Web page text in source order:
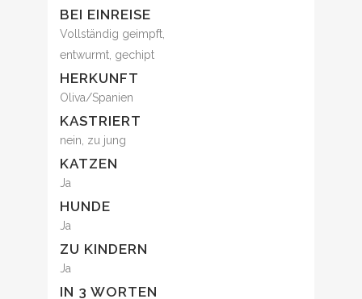
BEI EINREISE
Vollständig geimpft,
entwurmt, gechipt
HERKUNFT
Oliva/Spanien
KASTRIERT
nein, zu jung
KATZEN
Ja
HUNDE
Ja
ZU KINDERN
Ja
IN 3 WORTEN